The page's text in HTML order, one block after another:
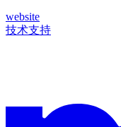
website
技术支持